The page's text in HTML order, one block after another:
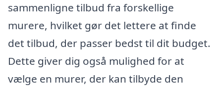
sammenligne tilbud fra forskellige
murere, hvilket gør det lettere at finde
det tilbud, der passer bedst til dit budget.
Dette giver dig også mulighed for at
vælge en murer, der kan tilbyde den